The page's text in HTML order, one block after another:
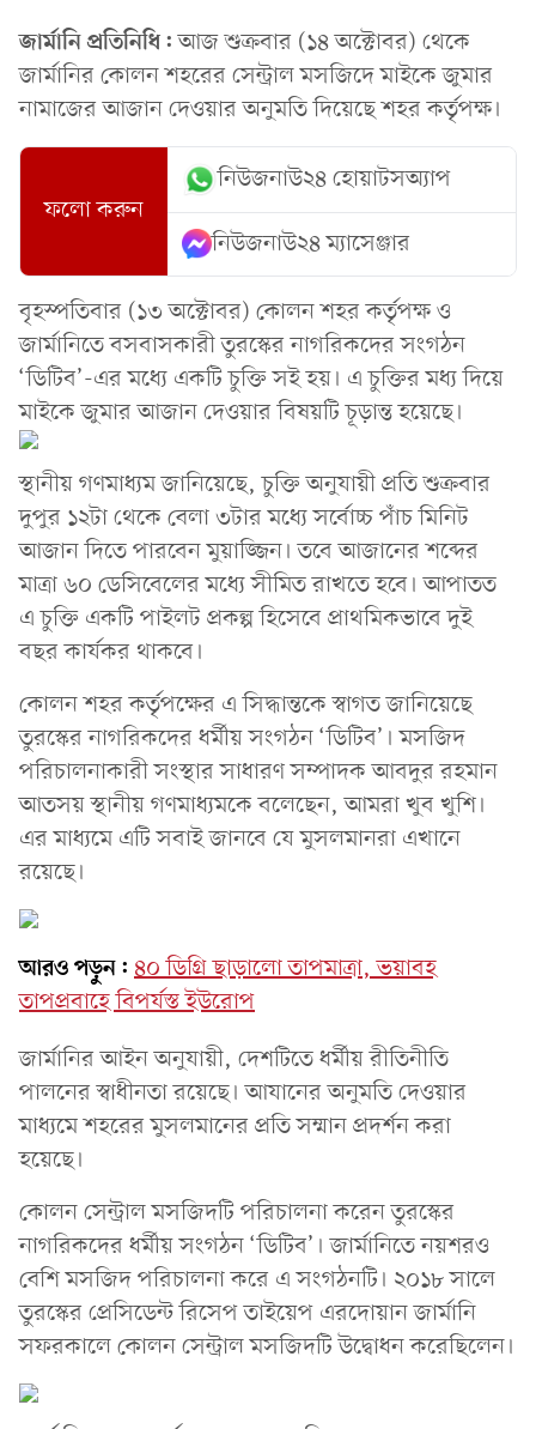
জার্মানি প্রতিনিধি:আজ শুক্রবার (১৪ অক্টোবর) থেকে
জার্মানির কোলন শহরের সেন্ট্রাল মসজিদে মাইকে জুমার
নামাজের আজান দেওয়ার অনুমতি দিয়েছে শহর কর্তৃপক্ষ।
ফলো করুন
নিউজনাউ২৪ হোয়াটসঅ্যাপ
নিউজনাউ২৪ ম্যাসেঞ্জার
বৃহস্পতিবার (১৩ অক্টোবর) কোলন শহর কর্তৃপক্ষ ও
জার্মানিতে বসবাসকারী তুরস্কের নাগরিকদের সংগঠন
‘ডিটিব’-এর মধ্যে একটি চুক্তি সই হয়। এ চুক্তির মধ্য দিয়ে
মাইকে জুমার আজান দেওয়ার বিষয়টি চূড়ান্ত হয়েছে।
স্থানীয় গণমাধ্যম জানিয়েছে, চুক্তি অনুযায়ী প্রতি শুক্রবার
দুপুর ১২টা থেকে বেলা ৩টার মধ্যে সর্বোচ্চ পাঁচ মিনিট
আজান দিতে পারবেন মুয়াজ্জিন। তবে আজানের শব্দের
মাত্রা ৬০ ডেসিবেলের মধ্যে সীমিত রাখতে হবে। আপাতত
এ চুক্তি একটি পাইলট প্রকল্প হিসেবে প্রাথমিকভাবে দুই
বছর কার্যকর থাকবে।
কোলন শহর কর্তৃপক্ষের এ সিদ্ধান্তকে স্বাগত জানিয়েছে
তুরস্কের নাগরিকদের ধর্মীয় সংগঠন ‘ডিটিব’। মসজিদ
পরিচালনাকারী সংস্থার সাধারণ সম্পাদক আবদুর রহমান
আতসয় স্থানীয় গণমাধ্যমকে বলেছেন, আমরা খুব খুশি।
এর মাধ্যমে এটি সবাই জানবে যে মুসলমানরা এখানে
রয়েছে।
আরও পড়ুন: ৪০ ডিগ্রি ছাড়ালো তাপমাত্রা, ভয়াবহ
তাপপ্রবাহে বিপর্যস্ত ইউরোপ
জার্মানির আইন অনুযায়ী, দেশটিতে ধর্মীয় রীতিনীতি
পালনের স্বাধীনতা রয়েছে। আযানের অনুমতি দেওয়ার
মাধ্যমে শহরের মুসলমানের প্রতি সম্মান প্রদর্শন করা
হয়েছে।
কোলন সেন্ট্রাল মসজিদটি পরিচালনা করেন তুরস্কের
নাগরিকদের ধর্মীয় সংগঠন ‘ডিটিব’। জার্মানিতে নয়শরও
বেশি মসজিদ পরিচালনা করে এ সংগঠনটি। ২০১৮ সালে
তুরস্কের প্রেসিডেন্ট রিসেপ তাইয়েপ এরদোয়ান জার্মানি
সফরকালে কোলন সেন্ট্রাল মসজিদটি উদ্বোধন করেছিলেন।